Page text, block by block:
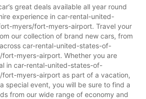
great deals available all year round
experience in car-rental-united-
myers/fort-myers-airport. Travel your
our collection of brand new cars, from
car-rental-united-states-of-
myers-airport. Whether you are
in car-rental-united-states-of-
myers-airport as part of a vacation,
special event, you will be sure to find a
from our wide range of economy and